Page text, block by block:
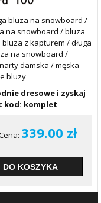
bluza na snowboard /
na snowboard / bluza
z kapturem / długa
na snowboard /
damska / męska
bluzy
dresowe i zyskaj
kod: komplet
339.00 zł
DO KOSZYKA